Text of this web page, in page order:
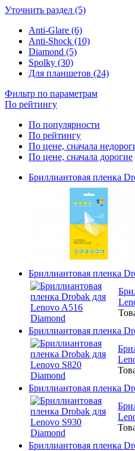
Уточнить раздел (5)
Anti-Glare (6)
Anti-Shock (10)
Diamond (5)
Spolky (30)
Для планшетов (24)
Фильтр по параметрам
По рейтингу
По популярности
По рейтингу
По цене, сначала
По цене, сначала дорогие
Бриллиантовая пленка
Бриллиантовая пленка
Бриллиантовая пленка
Бриллиантовая пленка
Бриллиантовая пленка